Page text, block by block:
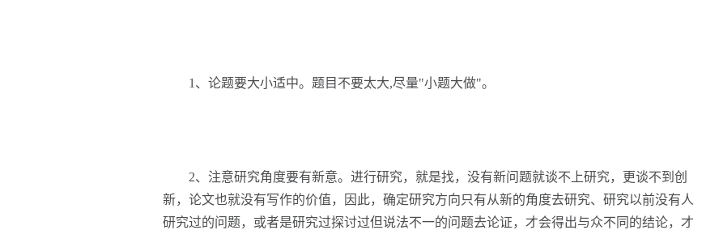
1、论题要大小适中。题目不要太大,尽量"小题大做"。
2、注意研究角度要有新意。进行研究，就是找，没有新问题就谈不上研究，更谈不到创
新，论文也就没有写作的价值，因此，确定研究方向只有从新的角度去研究、研究以前没有人
研究过的问题，或者是研究过探讨过但说法不一的问题去论证，才会得出与众不同的结论，才